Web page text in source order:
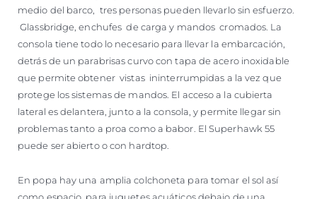
medio del barco, tres personas pueden llevarlo sin esfuerzo.
Glassbridge, enchufes de carga y mandos cromados. La
consola tiene todo lo necesario para llevar la embarcación,
detrás de un parabrisas curvo con tapa de acero inoxidable
que permite obtener vistas ininterrumpidas a la vez que
protege los sistemas de mandos. El acceso a la cubierta
lateral es delantera, junto a la consola, y permite llegar sin
problemas tanto a proa como a babor. El Superhawk 55
puede ser abierto o con hardtop.
En popa hay una amplia colchoneta para tomar el sol así